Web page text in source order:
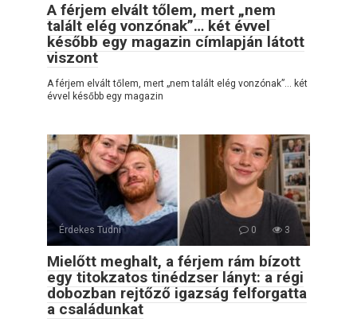
A férjem elvált tőlem, mert „nem
talált elég vonzónak”… két évvel
később egy magazin címlapján látott
viszont
A férjem elvált tőlem, mert „nem talált elég vonzónak”… két
évvel később egy magazin
Érdekes Tudni 0 3
Mielőtt meghalt, a férjem rám bízott
egy titokzatos tinédzser lányt: a régi
dobozban rejtőző igazság felforgatta
a családunkat